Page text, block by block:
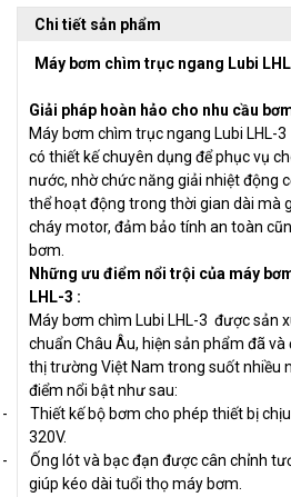
Chi tiết sản phẩm
Máy bơm chìm trục ngang Lubi
Giải pháp hoàn hảo cho nhu cầu
Máy bơm chìm trục ngang Lubi LHL-
có thiết kế chuyên dụng để phục vụ
nước, nhờ chức năng giải nhiệt động
thể hoạt động trong thời gian dài mà
cháy motor, đảm bảo tính an toàn
bơm.
Những ưu điểm nổi trội của máy
LHL-3 :
Máy bơm chìm Lubi LHL-3 được sản
chuẩn Châu Âu, hiện sản phẩm đã
thị trường Việt Nam trong suốt nhiều
điểm nổi bật như sau:
-
Thiết kế bộ bơm cho phép thiết bị
320V.
-
Ống lót và bạc đạn được cân chỉnh
giúp kéo dài tuổi thọ máy bơm.